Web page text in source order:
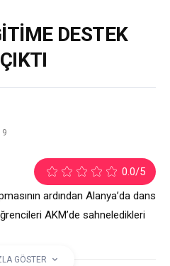
DESTEK
0.0/5
ardından Alanya’da dans
AKM’de sahneledikleri
GÖSTER